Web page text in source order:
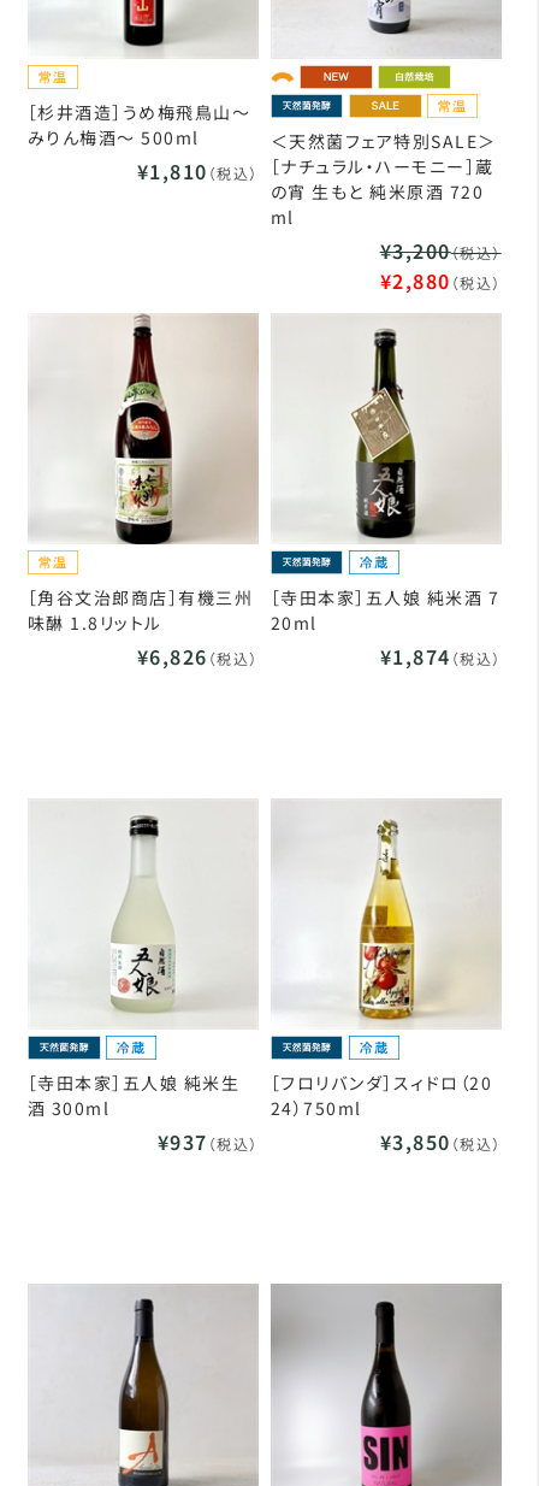
［杉井酒造］うめ梅飛鳥山～
みりん梅酒～ 500ml
¥1,810 （税込）
＜天然菌フェア特別SALE＞
［ナチュラル・ハーモニー］蔵
の宵 生もと 純米原酒 720
ml
¥3,200（税込）
¥2,880 （税込）
［角谷文治郎商店］有機三州
味醂 1.8リットル
¥6,826 （税込）
［寺田本家］五人娘 純米酒 7
20ml
¥1,874 （税込）
［寺田本家］五人娘 純米生
酒 300ml
¥937 （税込）
［フロリバンダ］スィドロ（20
24）750ml
¥3,850 （税込）